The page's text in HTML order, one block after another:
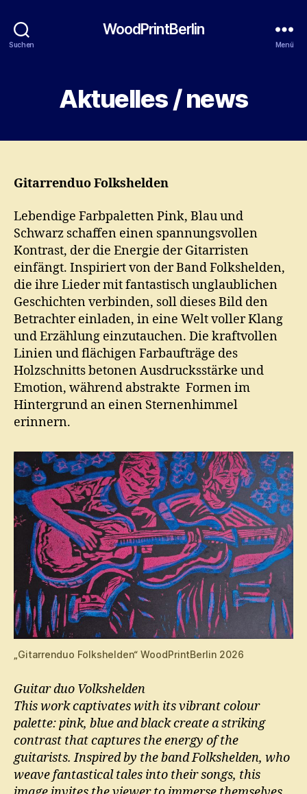
Suchen
WoodPrintBerlin
Menü
Aktuelles / news
GitarrenduoFolkshelden
Lebendige Farbpaletten Pink, Blau und
Schwarz schaffen einen spannungsvollen
Kontrast, der die Energie der Gitarristen
einfängt. Inspiriert von der Band Folkshelden,
die ihre Lieder mit fantastisch unglaublichen
Geschichten verbinden, soll dieses Bild den
Betrachter einladen, in eine Welt voller Klang
und Erzählung einzutauchen. Die kraftvollen
Linien und flächigen Farbaufträge des
Holzschnitts betonen Ausdrucksstärke und
Emotion, während abstrakte Formen im
Hintergrund an einen Sternenhimmel
erinnern.
„Gitarrenduo Folkshelden“ WoodPrintBerlin 2026
Guitar duo Volkshelden
This work captivates with its vibrant colour
palette: pink, blue and black create a striking
contrast that captures the energy of the
guitarists. Inspired by the band Folkshelden, who
weave fantastical tales into their songs, this